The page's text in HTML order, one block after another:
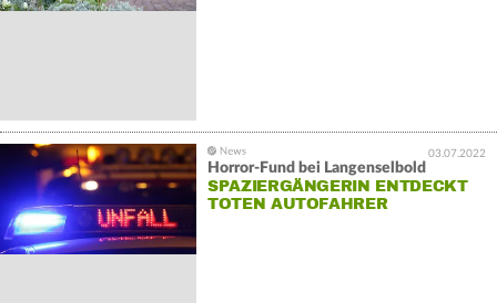
03.07.2022
Horror-Fund bei Langenselbold
SPAZIERGÄNGERIN ENTDECKT
TOTEN AUTOFAHRER